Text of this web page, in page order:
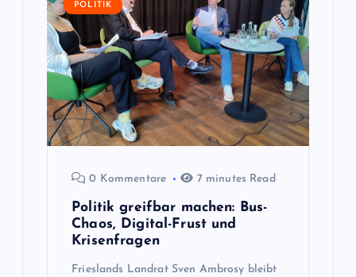
POLITIK
0 Kommentare 7 minutes Read
Politik greifbar machen: Bus-
Chaos, Digital-Frust und
Krisenfragen
Frieslands Landrat Sven Ambrosy bleibt